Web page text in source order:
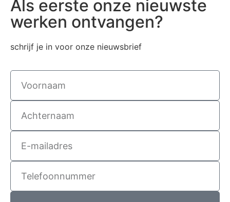
Als eerste onze nieuwste
werken ontvangen?
schrijf je in voor onze nieuwsbrief